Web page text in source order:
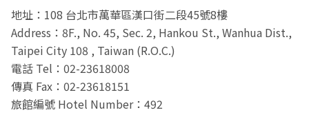
地址：108 台北市萬華區漢口街二段45號8樓
Address：8F., No. 45, Sec. 2, Hankou St., Wanhua Dist.,
Taipei City 108 , Taiwan (R.O.C.)
電話 Tel：02-23618008
傳真 Fax：02-23618151
旅館編號 Hotel Number：492